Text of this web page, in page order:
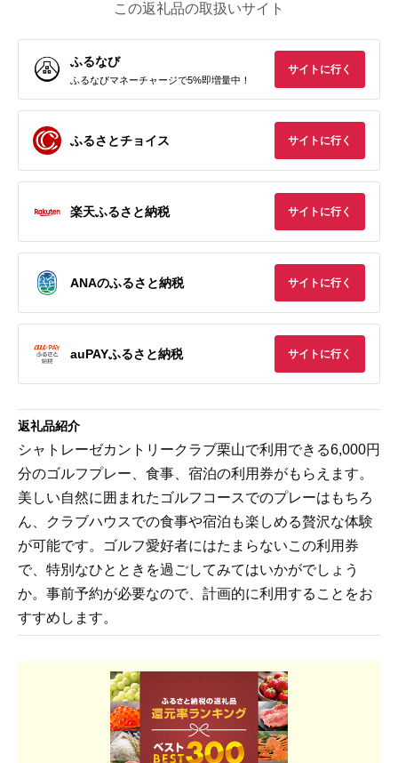
この返礼品の取扱いサイト
ふるなび
ふるなびマネーチャージで5%即増量中！
サイトに行く
ふるさとチョイス サイトに行く
楽天ふるさと納税 サイトに行く
ANAのふるさと納税 サイトに行く
auPAYふるさと納税 サイトに行く
返礼品紹介
シャトレーゼカントリークラブ栗山で利用できる6,000円
分のゴルフプレー、食事、宿泊の利用券がもらえます。
美しい自然に囲まれたゴルフコースでのプレーはもちろ
ん、クラブハウスでの食事や宿泊も楽しめる贅沢な体験
が可能です。ゴルフ愛好者にはたまらないこの利用券
で、特別なひとときを過ごしてみてはいかがでしょう
か。事前予約が必要なので、計画的に利用することをお
すすめします。